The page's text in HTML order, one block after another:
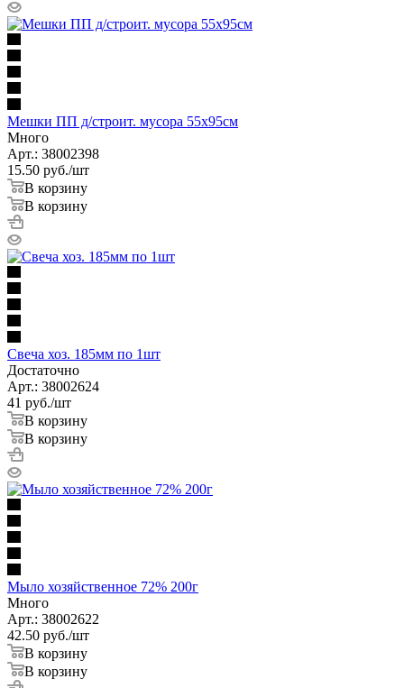
Мешки ПП д/строит. мусора 55х95см
Много
Арт.: 38002398
15.50 руб./шт
В корзину
В корзину
Свеча хоз. 185мм по 1шт
Достаточно
Арт.: 38002624
41 руб./шт
В корзину
В корзину
Мыло хозяйственное 72% 200г
Много
Арт.: 38002622
42.50 руб./шт
В корзину
В корзину